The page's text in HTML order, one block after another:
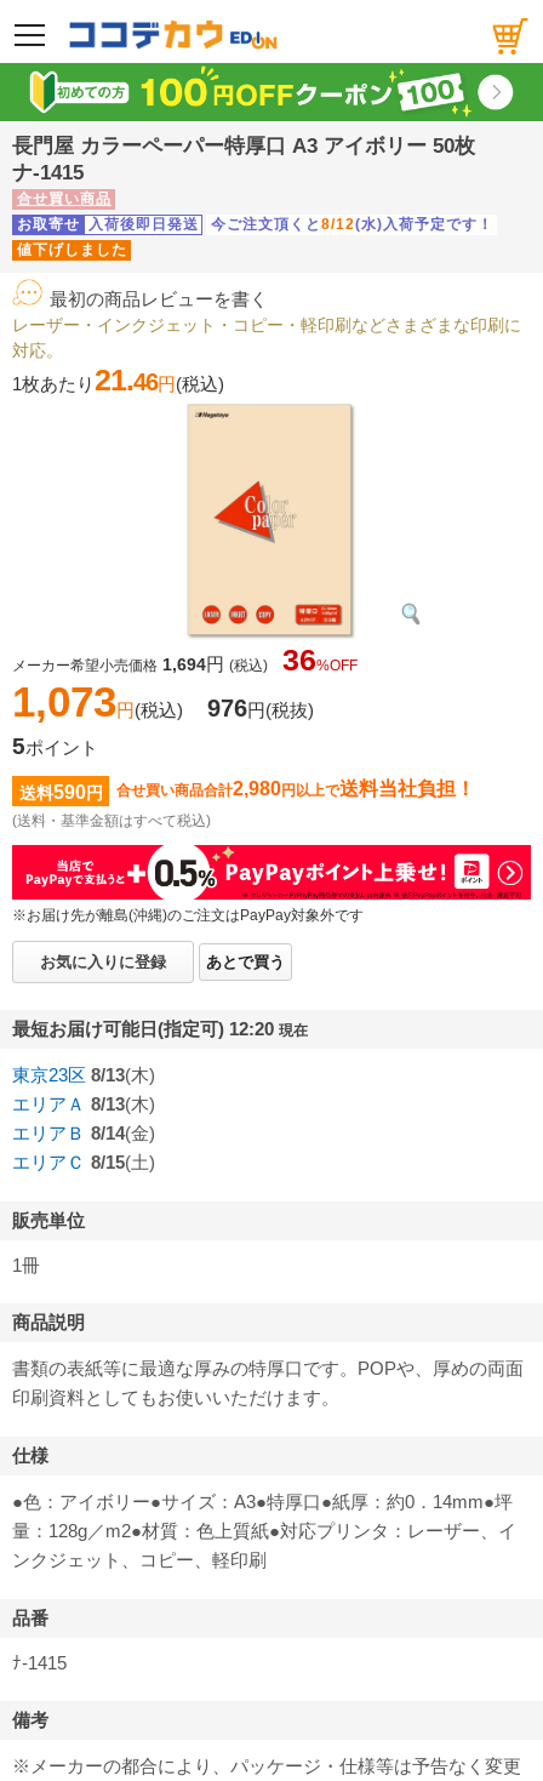
メニュー
長門屋 カラーペーパー特厚口 A3 アイボリー 50枚
ナ-1415
合せ買い商品
お取寄せ
入荷後即日発送 今ご注文頂くと 8/12(水)入荷予定です！
値下げしました
最初の商品レビューを書く
レーザー・インクジェット・コピー・軽印刷などさまざまな印刷に
対応。
1枚あたり21.46円(税込)
メーカー希望小売価格 1,694円 (税込) 36%OFF
1,073円(税込) 976円(税抜)
5ポイント
送料590円 合せ買い商品合計2,980円以上で送料当社負担！
(送料・基準金額はすべて税込)
※お届け先が離島(沖縄)のご注文はPayPay対象外です
お気に入りに登録 あとで買う
最短お届け可能日(指定可) 12:20 現在
東京23区 8/13(木)
エリアＡ 8/13(木)
エリアＢ 8/14(金)
エリアＣ 8/15(土)
販売単位
1冊
商品説明
書類の表紙等に最適な厚みの特厚口です。POPや、厚めの両面
印刷資料としてもお使いいただけます。
仕様
●色：アイボリー●サイズ：A3●特厚口●紙厚：約0．14mm●坪
量：128g／m2●材質：色上質紙●対応プリンタ：レーザー、イ
ンクジェット、コピー、軽印刷
品番
ﾅ-1415
備考
※メーカーの都合により、パッケージ・仕様等は予告なく変更